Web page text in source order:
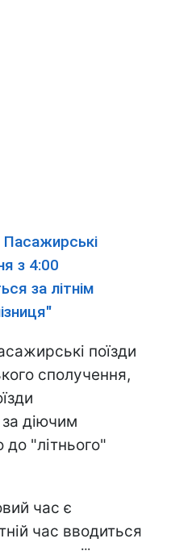
Пасажирські
з 4:00
за літнім
поїзди
сполучення,
діючим
до "літнього"
час є
час вводиться